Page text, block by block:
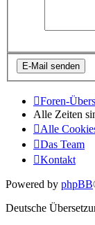
Foren-
Alle Zeiten
Alle
Das Team
Kontakt
Powered by phpBB
Deutsche